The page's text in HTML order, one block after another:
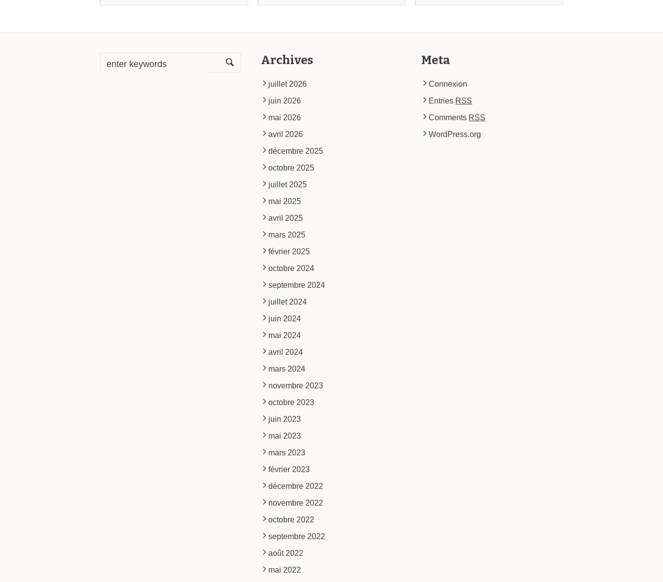
Archives
juillet 2026
juin 2026
mai 2026
avril 2026
décembre 2025
octobre 2025
juillet 2025
mai 2025
avril 2025
mars 2025
février 2025
octobre 2024
septembre 2024
juillet 2024
juin 2024
mai 2024
avril 2024
mars 2024
novembre 2023
octobre 2023
juin 2023
mai 2023
mars 2023
février 2023
décembre 2022
novembre 2022
octobre 2022
septembre 2022
août 2022
mai 2022
Meta
Connexion
Entries RSS
Comments RSS
WordPress.org